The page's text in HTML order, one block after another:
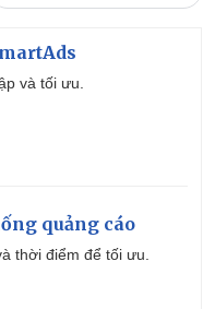
và tối ưu.
quảng cáo
thời điểm để tối ưu.